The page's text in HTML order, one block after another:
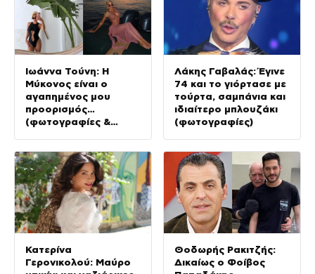
Ιωάννα Τούνη: Η
Μύκονος είναι ο
αγαπημένος μου
προορισμός…
(φωτογραφίες &
Λάκης Γαβαλάς: Έγινε
74 και το γιόρτασε με
τούρτα, σαμπάνια και
ιδιαίτερο μπλουζάκι
(φωτογραφίες)
Κατερίνα
Γερονικολού: Μαύρο
Θοδωρής Ρακιτζής:
Δικαίως ο Φοίβος